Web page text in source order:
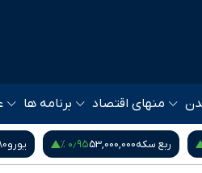
منهای اقتصاد برنامه ها
ربع سکه53,000,000۰٫۹۵ % یورو